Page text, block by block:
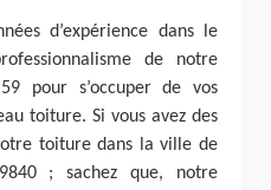
d’expérience dans le
de notre
pour s’occuper de vos
toiture. Si vous avez des
toiture dans la ville de
; sachez que, notre